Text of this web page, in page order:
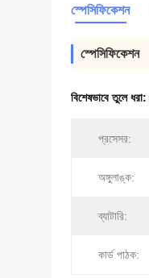
স্পেসিফিকেশন
স্পেসিফিকেশন
বিশেষভাবে তুলে ধরা:
প্রসেসর:
অঙ্গুলাঙ্ক:
ব্যাটারি:
কার্ড পাঠক: